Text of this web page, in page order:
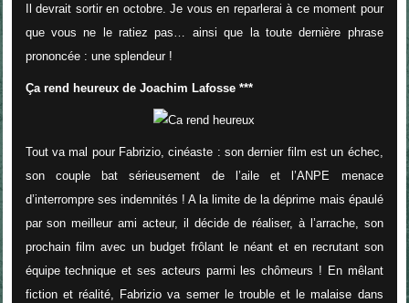
Il devrait sortir en octobre. Je vous en reparlerai à ce moment pour
que vous ne le ratiez pas… ainsi que la toute dernière phrase
prononcée : une splendeur !
Ça rend heureux de Joachim Lafosse ***
Tout va mal pour Fabrizio, cinéaste : son dernier film est un échec,
son couple bat sérieusement de l’aile et l’ANPE menace
d’interrompre ses indemnités ! A la limite de la déprime mais épaulé
par son meilleur ami acteur, il décide de réaliser, à l’arrache, son
prochain film avec un budget frôlant le néant et en recrutant son
équipe technique et ses acteurs parmi les chômeurs ! En mêlant
fiction et réalité, Fabrizio va semer le trouble et le malaise dans